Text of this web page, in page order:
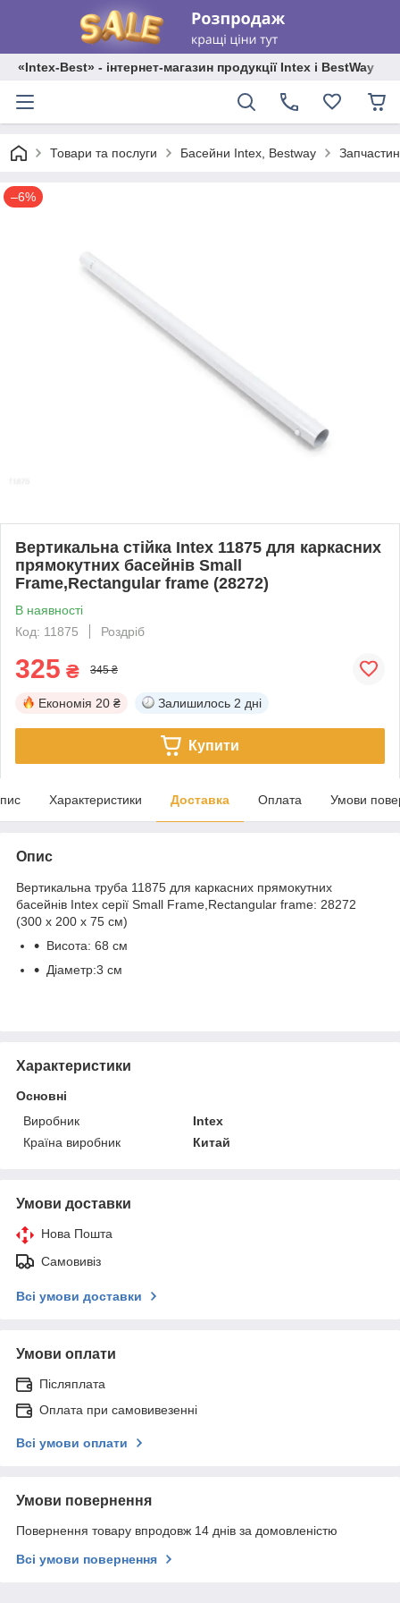
«Intex-Best» - інтернет-магазин продукції Intex і BestWay
Товари та послуги Басейни Intex, Bestway
–6%
Вертикальна стійка Intex 11875 для каркасних
прямокутних басейнів Small
Frame,Rectangular frame (28272)
В наявності
Код: 11875
Роздріб
325 ₴ 345 ₴
Економія 20 ₴ Залишилось 2 дні
Купити
Характеристики Доставка Оплата Умови
Опис
Вертикальна труба 11875 для каркасних прямокутних
басейнів Intex серії Small Frame,Rectangular frame: 28272
(300 х 200 х 75 см)
Висота: 68 ​​см
Діаметр:3 см
Характеристики
Основні
Виробник
Intex
Країна виробник
Китай
Умови доставки
Нова Пошта
Самовивіз
Всі умови доставки
Умови оплати
Післяплата
Оплата при самовивезенні
Всі умови оплати
Умови повернення
Повернення товару впродовж 14 днів за домовленістю
Всі умови повернення